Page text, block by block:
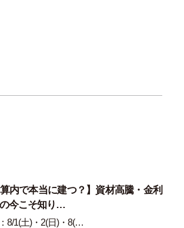
内で本当に建つ？】資材高騰・金利
今こそ知り…
8/1(土)・2(日)・8(…